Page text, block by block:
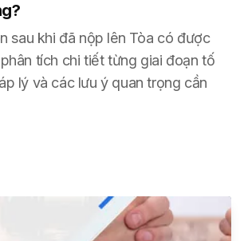
sau khi đã nộp lên Tòa có được
tích chi tiết từng giai đoạn tố
lý và các lưu ý quan trọng cần